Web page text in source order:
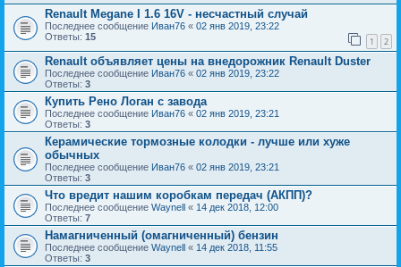
Renault Megane I 1.6 16V - несчастный случай
Последнее сообщение Иван76 « 02 янв 2019, 23:22
Ответы: 15 1 2
Renault объявляет цены на внедорожник Renault Duster
Последнее сообщение Иван76 « 02 янв 2019, 23:22
Ответы: 3
Купить Рено Логан с завода
Последнее сообщение Иван76 « 02 янв 2019, 23:21
Ответы: 3
Керамические тормозные колодки - лучше или хуже
обычных
Последнее сообщение Иван76 « 02 янв 2019, 23:21
Ответы: 3
Что вредит нашим коробкам передач (АКПП)?
Последнее сообщение Waynell « 14 дек 2018, 12:00
Ответы: 7
Намагниченный (омагниченный) бензин
Последнее сообщение Waynell « 14 дек 2018, 11:55
Ответы: 3